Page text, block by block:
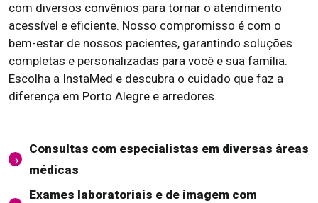
com diversos convênios para tornar o atendimento
acessível e eficiente. Nosso compromisso é com o
bem-estar de nossos pacientes, garantindo soluções
completas e personalizadas para você e sua família.
Escolha a InstaMed e descubra o cuidado que faz a
diferença em Porto Alegre e arredores.
Consultas com especialistas em diversas áreas
médicas
Exames laboratoriais e de imagem com